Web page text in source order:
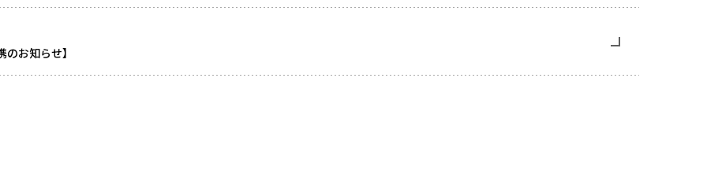
お知らせ】